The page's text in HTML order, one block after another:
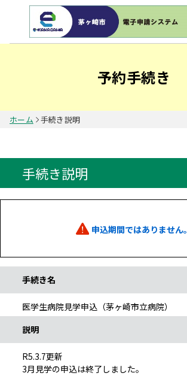
予約手続き
ホーム 手続き説明
手続き説明
申込期間ではありません。
手続き名
医学生病院見学申込（茅ヶ崎市立病院）
説明
R5.3.7更新
3月見学の申込は終了しました。